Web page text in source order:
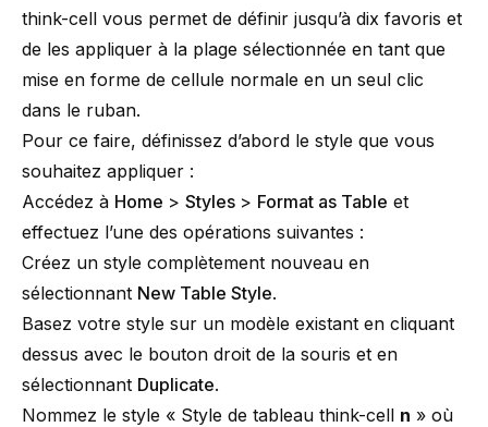
think-cell vous permet de définir jusqu’à dix favoris et
de les appliquer à la plage sélectionnée en tant que
mise en forme de cellule normale en un seul clic
dans le ruban.
Pour ce faire, définissez d’abord le style que vous
souhaitez appliquer :
Accédez à Home > Styles > Format as Table et
effectuez l’une des opérations suivantes :
Créez un style complètement nouveau en
sélectionnant New Table Style.
Basez votre style sur un modèle existant en cliquant
dessus avec le bouton droit de la souris et en
sélectionnant Duplicate.
Nommez le style « Style de tableau think-cell n » où